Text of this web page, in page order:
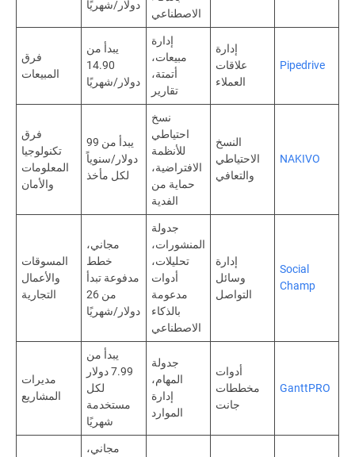
الاصطناعي
دولار/شهريًا
Pipedrive
إدارة
علاقات
العملاء
إدارة
مبيعات،
أتمتة،
تقارير
يبدأ من
14.90
دولار/شهريًا
فرق
المبيعات
NAKIVO
النسخ
الاحتياطي
والتعافي
نسخ
احتياطي
للأنظمة
الافتراضية،
حماية من
الفدية
يبدأ من 99
دولار/سنوياً
لكل مأخذ
فرق
تكنولوجيا
المعلومات
والأمان
Social
Champ
إدارة
وسائل
التواصل
جدولة
المنشورات،
تحليلات،
أدوات
مدعومة
بالذكاء
الاصطناعي
مجاني،
خطط
مدفوعة تبدأ
من 26
دولار/شهريًا
المسوقات
والأعمال
التجارية
GanttPRO
أدوات
مخططات
جانت
جدولة
المهام،
إدارة
الموارد
يبدأ من
7.99 دولار
لكل
مستخدمة
شهريًا
مديرات
المشاريع
مجاني،